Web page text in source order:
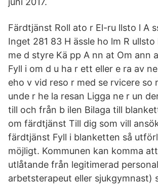
Färdtjänst Roll ato r El-ru llsto l A
Inget 281 83 H ässle ho lm R
me d styre Kä pp A nn at Om ann
Fyll i om d u ha r ett eller e ra av
eho v vid reso r med se rvicere so
unde r he la resan Ligga ne r un
till och från b ilen Bilaga till
om färdtjänst Till dig som vill
färdtjänst Fyll i blanketten så
möjligt. Kommunen kan komma
utlåtande från legitimerad
arbetsterapeut eller sjukgymnast)